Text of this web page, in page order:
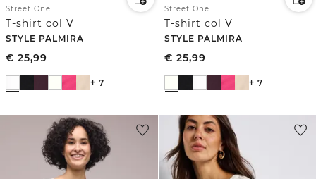
Street One
T-shirt col V
STYLE PALMIRA
€ 25,99
+ 7
Street One
T-shirt col V
STYLE PALMIRA
€ 25,99
+ 7